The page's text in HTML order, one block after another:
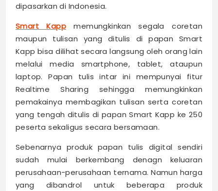
dipasarkan di Indonesia.
Smart Kappmemungkinkan segala coretan
maupun tulisan yang ditulis di papan Smart
Kapp bisa dilihat secara langsung oleh orang lain
melalui media smartphone, tablet, ataupun
laptop. Papan tulis intar ini mempunyai fitur
Realtime Sharing sehingga memungkinkan
pemakainya membagikan tulisan serta coretan
yang tengah ditulis di papan Smart Kapp ke 250
peserta sekaligus secara bersamaan.
Sebenarnya produk papan tulis digital sendiri
sudah mulai berkembang denagn keluaran
perusahaan-perusahaan ternama. Namun harga
yang dibandrol untuk beberapa produk